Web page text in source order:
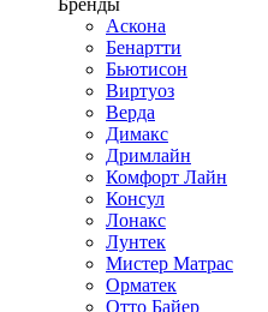
Бренды
Аскона
Бенартти
Бьютисон
Виртуоз
Верда
Димакс
Дримлайн
Комфорт Лайн
Консул
Лонакс
Лунтек
Мистер Матрас
Орматек
Отто Байер